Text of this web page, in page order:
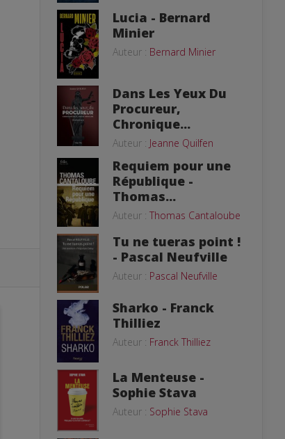
Lucia - Bernard
Minier
Auteur : Bernard Minier
Dans Les Yeux Du
Procureur,
Chronique...
Auteur : Jeanne Quilfen
Requiem pour une
République -
Thomas...
Auteur : Thomas Cantaloube
Tu ne tueras point !
- Pascal Neufville
Auteur : Pascal Neufville
Sharko - Franck
Thilliez
Auteur : Franck Thilliez
La Menteuse -
Sophie Stava
Auteur : Sophie Stava